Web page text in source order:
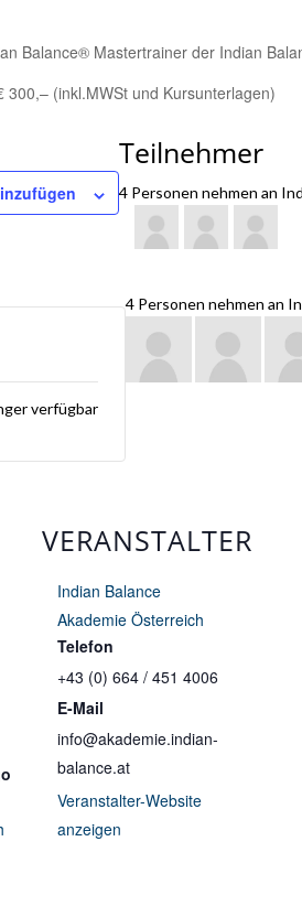
Balance® Mastertrainer der Indian
300,– (inkl.MWSt und Kursunterlagen)
Teilnehmer
4 Personen nehmen an
verfügbar
4 Personen nehmen an
VERANSTALTER
Indian Balance
Akademie Österreich
Telefon
+43 (0) 664 / 451 4006
E-Mail
info@akademie.indian-
balance.at
Veranstalter-Website
anzeigen